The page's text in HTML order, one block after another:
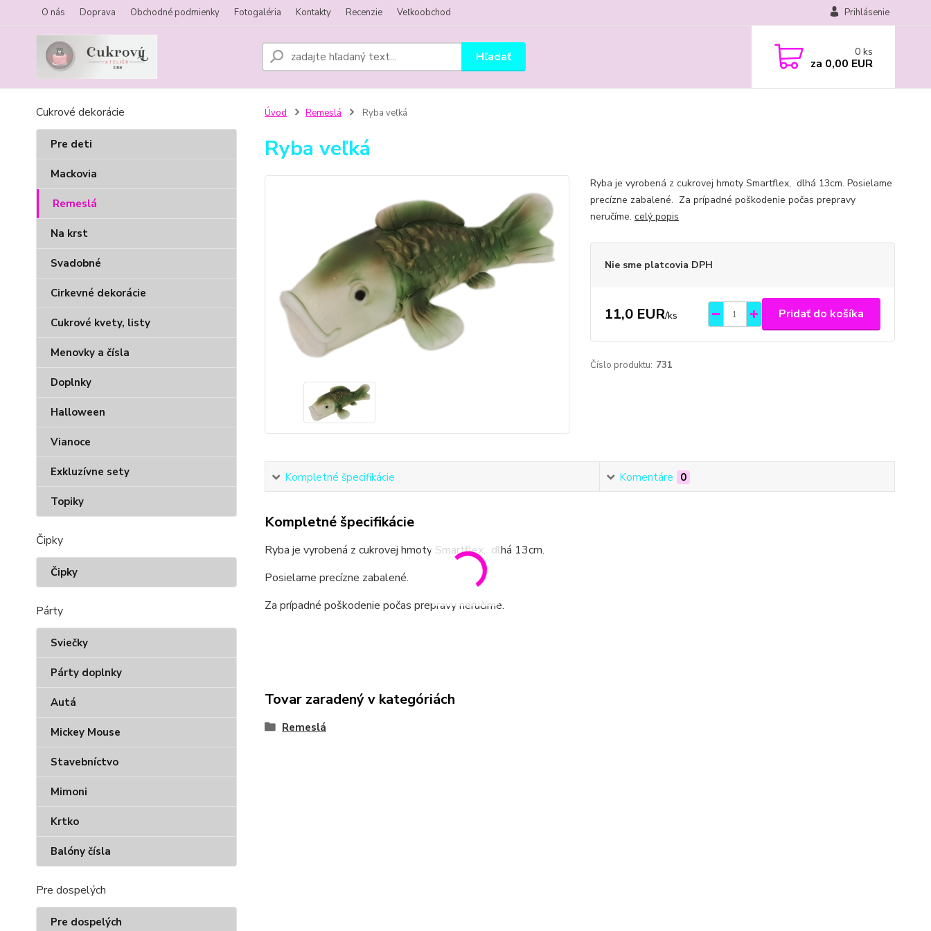
O nás Doprava Obchodné podmienky Fotogaléria Kontakty Recenzie Veľkoobchod Prihlásenie
Hľadať 0 ks
za 0,00 EUR
Cukrové dekorácie
Pre deti
Mackovia
Remeslá
Na krst
Svadobné
Cirkevné dekorácie
Cukrové kvety, listy
Menovky a čísla
Doplnky
Halloween
Vianoce
Exkluzívne sety
Topiky
Čipky
Čipky
Párty
Sviečky
Párty doplnky
Autá
Mickey Mouse
Stavebníctvo
Mimoni
Krtko
Balóny čísla
Pre dospelých
Pre dospelých
Úvod Remeslá Ryba veľká
Ryba veľká
Ryba je vyrobená z cukrovej hmoty Smartflex, dlhá 13cm. Posielame
precízne zabalené. Za prípadné poškodenie počas prepravy
neručíme. celý popis
Nie sme platcovia DPH
11,0 EUR/ks Pridať do košíka
Číslo produktu: 731
Kompletné špecifikácie Komentáre 0
Kompletné špecifikácie
Ryba je vyrobená z cukrovej hmoty Smartflex, dlhá 13cm.
Posielame precízne zabalené.
Za prípadné poškodenie počas prepravy neručíme.
Tovar zaradený v kategóriách
Remeslá